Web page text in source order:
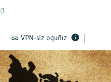
VPN-siz oquñız